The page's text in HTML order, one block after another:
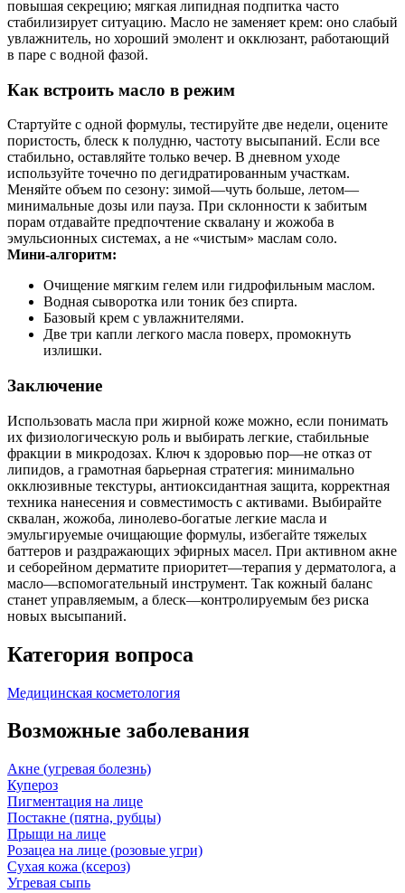
повышая секрецию; мягкая липидная подпитка часто
стабилизирует ситуацию. Масло не заменяет крем: оно слабый
увлажнитель, но хороший эмолент и окклюзант, работающий
в паре с водной фазой.
Как встроить масло в режим
Стартуйте с одной формулы, тестируйте две недели, оцените
пористость, блеск к полудню, частоту высыпаний. Если все
стабильно, оставляйте только вечер. В дневном уходе
используйте точечно по дегидратированным участкам.
Меняйте объем по сезону: зимой—чуть больше, летом—
минимальные дозы или пауза. При склонности к забитым
порам отдавайте предпочтение сквалану и жожоба в
эмульсионных системах, а не «чистым» маслам соло.
Мини‑алгоритм:
Очищение мягким гелем или гидрофильным маслом.
Водная сыворотка или тоник без спирта.
Базовый крем с увлажнителями.
Две три капли легкого масла поверх, промокнуть
излишки.
Заключение
Использовать масла при жирной коже можно, если понимать
их физиологическую роль и выбирать легкие, стабильные
фракции в микродозах. Ключ к здоровью пор—не отказ от
липидов, а грамотная барьерная стратегия: минимально
окклюзивные текстуры, антиоксидантная защита, корректная
техника нанесения и совместимость с активами. Выбирайте
сквалан, жожоба, линолево‑богатые легкие масла и
эмульгируемые очищающие формулы, избегайте тяжелых
баттеров и раздражающих эфирных масел. При активном акне
и себорейном дерматите приоритет—терапия у дерматолога, а
масло—вспомогательный инструмент. Так кожный баланс
станет управляемым, а блеск—контролируемым без риска
новых высыпаний.
Категория вопроса
Медицинская косметология
Возможные заболевания
Акне (угревая болезнь)
Купероз
Пигментация на лице
Постакне (пятна, рубцы)
Прыщи на лице
Розацеа на лице (розовые угри)
Сухая кожа (ксероз)
Угревая сыпь